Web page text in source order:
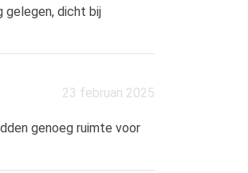
gelegen, dicht bij
23 februari 2025
genoeg ruimte voor